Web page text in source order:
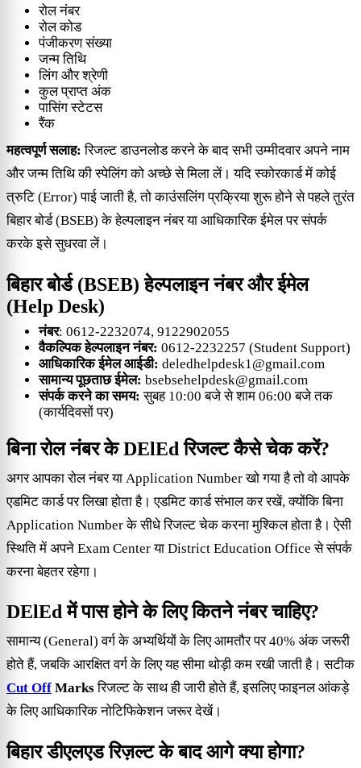
रोल नंबर
रोल कोड
पंजीकरण संख्या
जन्म तिथि
लिंग और श्रेणी
कुल प्राप्त अंक
पासिंग स्टेटस
रैंक
महत्वपूर्ण सलाह: रिजल्ट डाउनलोड करने के बाद सभी उम्मीदवार अपने नाम
और जन्म तिथि की स्पेलिंग को अच्छे से मिला लें। यदि स्कोरकार्ड में कोई
त्रुटि (Error) पाई जाती है, तो काउंसलिंग प्रक्रिया शुरू होने से पहले तुरंत
बिहार बोर्ड (BSEB) के हेल्पलाइन नंबर या आधिकारिक ईमेल पर संपर्क
करके इसे सुधरवा लें।
बिहार बोर्ड (BSEB) हेल्पलाइन नंबर और ईमेल
(Help Desk)
नंबर: 0612-2232074, 9122902055
वैकल्पिक हेल्पलाइन नंबर: 0612-2232257 (Student Support)
आधिकारिक ईमेल आईडी: deledhelpdesk1@gmail.com
सामान्य पूछताछ ईमेल: bsebsehelpdesk@gmail.com
संपर्क करने का समय: सुबह 10:00 बजे से शाम 06:00 बजे तक
(कार्यदिवसों पर)
बिना रोल नंबर के DElEd रिजल्ट कैसे चेक करें?
अगर आपका रोल नंबर या Application Number खो गया है तो वो आपके
एडमिट कार्ड पर लिखा होता है। एडमिट कार्ड संभाल कर रखें, क्योंकि बिना
Application Number के सीधे रिजल्ट चेक करना मुश्किल होता है। ऐसी
स्थिति में अपने Exam Center या District Education Office से संपर्क
करना बेहतर रहेगा।
DElEd में पास होने के लिए कितने नंबर चाहिए?
सामान्य (General) वर्ग के अभ्यर्थियों के लिए आमतौर पर 40% अंक जरूरी
होते हैं, जबकि आरक्षित वर्ग के लिए यह सीमा थोड़ी कम रखी जाती है। सटीक
Cut Off Marksरिजल्ट के साथ ही जारी होते हैं, इसलिए फाइनल आंकड़े
के लिए आधिकारिक नोटिफिकेशन जरूर देखें।
बिहार डीएलएड रिज़ल्ट के बाद आगे क्या होगा?